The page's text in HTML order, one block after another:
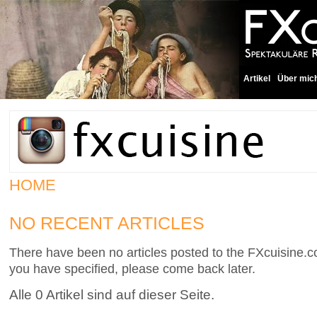
Artikel Über
HOME
NO RECENT ARTICLES
There have been no articles posted to the
you have specified, please come back later.
Alle 0 Artikel sind auf dieser Seite.